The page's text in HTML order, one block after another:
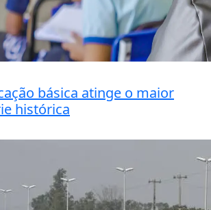
básica atinge o maior
histórica